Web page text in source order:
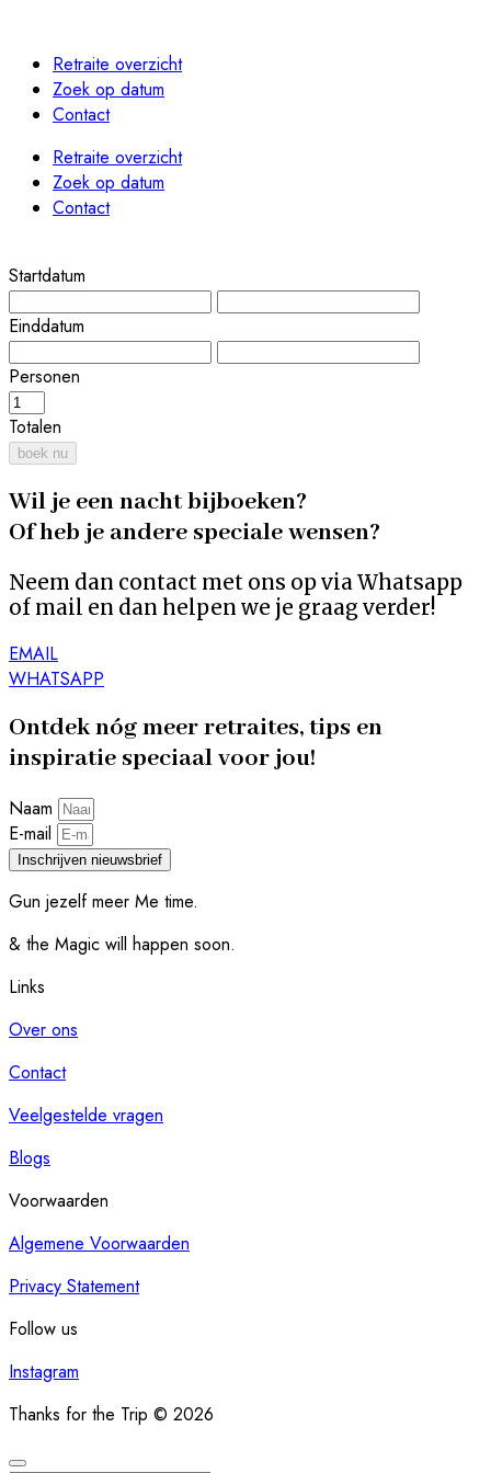
Retraite overzicht
Zoek op datum
Contact
Retraite overzicht
Zoek op datum
Contact
Startdatum
Einddatum
Personen
Totalen
boek nu
Wil je een nacht bijboeken?
Of heb je andere speciale wensen?
Neem dan contact met ons op via Whatsapp
of mail en dan helpen we je graag verder!
EMAIL
WHATSAPP
Ontdek nóg meer retraites, tips en
inspiratie speciaal voor jou!
Naam
E-mail
Inschrijven nieuwsbrief
Gun jezelf meer Me time.​
& the Magic will happen soon.
Links
Over ons
Contact
Veelgestelde vragen
Blogs
Voorwaarden
Algemene Voorwaarden
Privacy Statement
Follow us
Instagram
Thanks for the Trip © 2026